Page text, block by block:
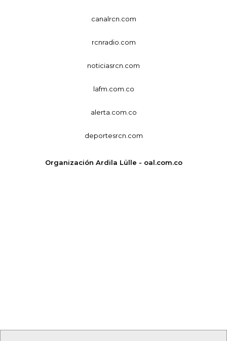
canalrcn.com
rcnradio.com
noticiasrcn.com
lafm.com.co
alerta.com.co
deportesrcn.com
Organización Ardila Lülle - oal.com.co